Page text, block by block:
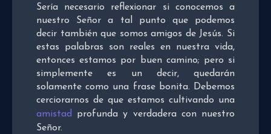
Sería necesario reflexionar si conocemos a
nuestro Señor a tal punto que podemos
decir también que somos amigos de Jesús. Si
estas palabras son reales en nuestra vida,
entonces estamos por buen camino; pero si
simplemente es un decir, quedarán
solamente como una frase bonita. Debemos
cerciorarnos de que estamos cultivando una
amistad
profunda y verdadera con nuestro
Señor.